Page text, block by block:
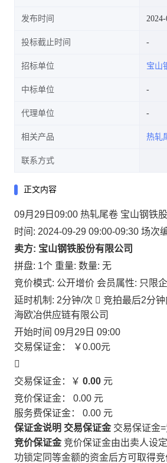
发布时间
投标截止时间
招标单位 宝山
中标单位
代理单位
相关产品 热轧
联系方式
正文内容
09月29日09:00 热轧尾卷 宝山钢铁
时间: 2024-09-29 09:00-09:30 场次
卖方: 宝山钢铁股份有限公司
拼盘: 1个 重量: 数量: 无
竞价模式: 公开增价 会员属性: 只限
延时机制: 2分钟/次  竞拍最后2分
海欧冶供应链有限公司
开始时间 09月29日 09:00
交易保证金：
￥0.00元

交易保证金：￥ 0.00 元
竞价保证金： 0.00 元
服务费保证金： 0.00 元
保证金说明 交易保证金 交易保证金
竞价保证金 竞价保证金由出卖人设
功锁定同等金额的资金后方可取得